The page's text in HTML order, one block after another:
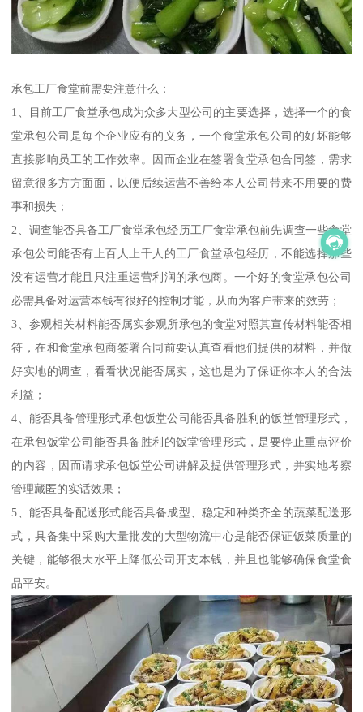
承包工厂食堂前需要注意什么：
1、目前工厂食堂承包成为众多大型公司的主要选择，选择一个的食
堂承包公司是每个企业应有的义务，一个食堂承包公司的好坏能够
直接影响员工的工作效率。因而企业在签署食堂承包合同签，需求
留意很多方方面面，以便后续运营不善给本人公司带来不用要的费
事和损失；
2、调查能否具备工厂食堂承包经历工厂食堂承包前先调查一些食堂
承包公司能否有上百人上千人的工厂食堂承包经历，不能选择那些
没有运营才能且只注重运营利润的承包商。一个好的食堂承包公司
必需具备对运营本钱有很好的控制才能，从而为客户带来的效劳；
3、参观相关材料能否属实参观所承包的食堂对照其宣传材料能否相
符，在和食堂承包商签署合同前要认真查看他们提供的材料，并做
好实地的调查，看看状况能否属实，这也是为了保证你本人的合法
利益；
4、能否具备管理形式承包饭堂公司能否具备胜利的饭堂管理形式，
在承包饭堂公司能否具备胜利的饭堂管理形式，是要停止重点评价
的内容，因而请求承包饭堂公司讲解及提供管理形式，并实地考察
管理藏匿的实话效果；
5、能否具备配送形式能否具备成型、稳定和种类齐全的蔬菜配送形
式，具备集中采购大量批发的大型物流中心是能否保证饭菜质量的
关键，能够很大水平上降低公司开支本钱，并且也能够确保食堂食
品平安。